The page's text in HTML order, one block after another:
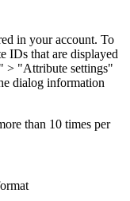
in your account. To
IDs that are displayed
> "Attribute settings"
dialog information
than 10 times per